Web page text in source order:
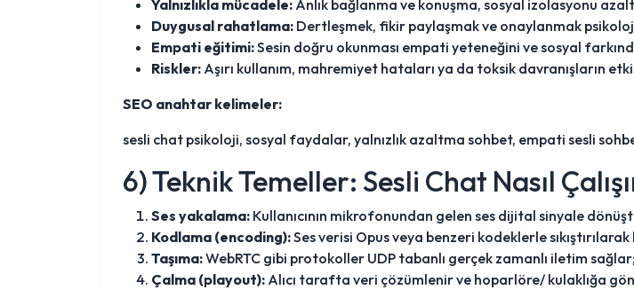
Yalnızlıkla mücadele: Anlık bağlanma ve konuşma, sosyal izolasyonu
Duygusal rahatlama: Dertleşmek, fikir paylaşmak ve onaylanmak
Empati eğitimi:Sesin doğru okunması empati yeteneğini ve sosyal
Riskler: Aşırı kullanım, mahremiyet hataları ya da toksik davranışların
SEO anahtar kelimeler:
sesli chat psikoloji, sosyal faydalar, yalnızlık azaltma sohbet, empati sesli
6) Teknik Temeller: Sesli Chat Nasıl
Ses yakalama: Kullanıcının mikrofonundan gelen ses dijital sinyale
Kodlama (encoding):Ses verisi Opus veya benzeri kodeklerle
Taşıma:WebRTC gibi protokoller UDP tabanlı gerçek zamanlı iletim
Çalma (playout): Alıcı tarafta veri çözümlenir ve hoparlöre/ kulaklığa